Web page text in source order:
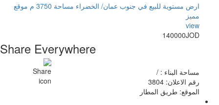
ارض مستوية للبيع في جنوب عمان/ الخضراء مساحة 3750 م موقع
مميز
view
140000JOD
Share Everywhere
مساحة البناء : /
رقم الاعلان: 3804
الموقع: طريق المطار